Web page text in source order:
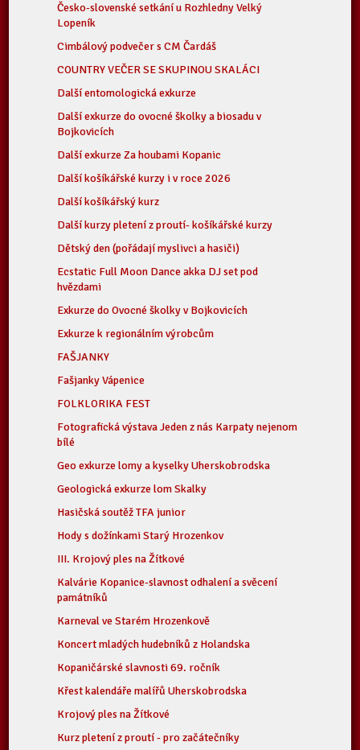
Česko-slovenské setkání u Rozhledny Velký
Lopeník
Cimbálový podvečer s CM Čardáš
COUNTRY VEČER SE SKUPINOU SKALÁCI
Další entomologická exkurze
Další exkurze do ovocné školky a biosadu v
Bojkovicích
Další exkurze Za houbami Kopanic
Další košíkářské kurzy i v roce 2026
Další košíkářský kurz
Další kurzy pletení z proutí- košíkářské kurzy
Dětský den (pořádají myslivci a hasiči)
Ecstatic Full Moon Dance akka DJ set pod
hvězdami
Exkurze do Ovocné školky v Bojkovicích
Exkurze k regionálním výrobcům
FAŠJANKY
Fašjanky Vápenice
FOLKLORIKA FEST
Fotografická výstava Jeden z nás Karpaty nejenom
bílé
Geo exkurze lomy a kyselky Uherskobrodska
Geologická exkurze lom Skalky
Hasičská soutěž TFA junior
Hody s dožínkami Starý Hrozenkov
III. Krojový ples na Žítkové
Kalvárie Kopanice-slavnost odhalení a svěcení
památníků
Karneval ve Starém Hrozenkově
Koncert mladých hudebníků z Holandska
Kopaničárské slavnosti 69. ročník
Křest kalendáře malířů Uherskobrodska
Krojový ples na Žítkové
Kurz pletení z proutí - pro začátečníky